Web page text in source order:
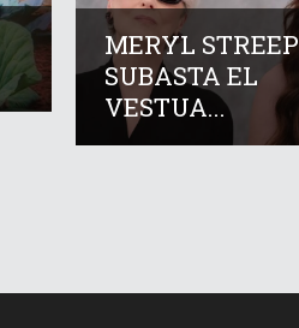
MERYL STREEP
SUBASTA EL
VESTUA...